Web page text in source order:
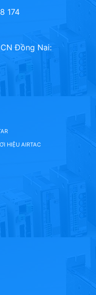
174
Đồng Nai:
HIỆU AIRTAC